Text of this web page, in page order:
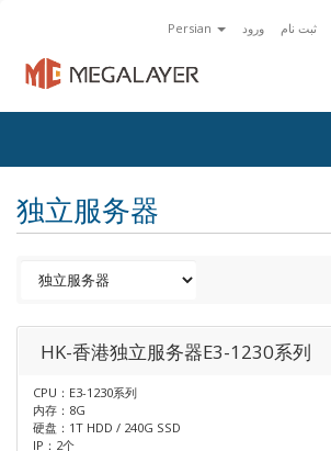
Persian ورود ثبت نام
独立服务器
HK-香港独立服务器E3-1230系列
CPU：E3-1230系列
内存：8G
硬盘：1T HDD / 240G SSD
IP：2个